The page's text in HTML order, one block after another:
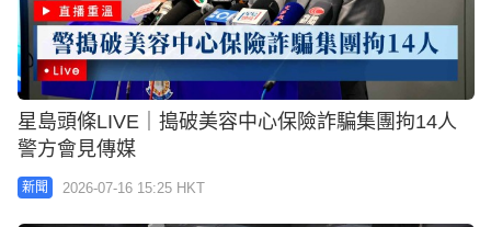
星島頭條LIVE｜搗破美容中心保險詐騙集團拘14人
警方會見傳媒
新聞 2026-07-16 15:25 HKT